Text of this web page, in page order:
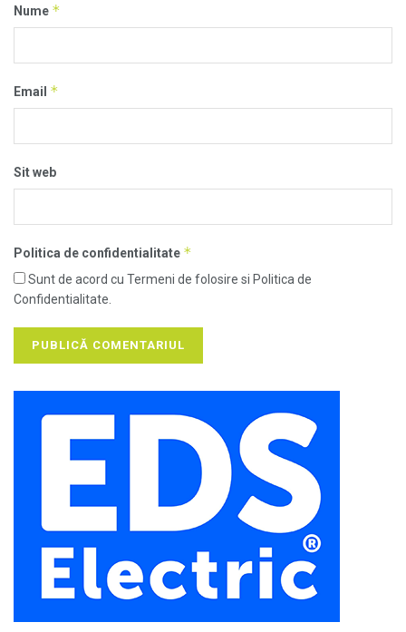
Nume *
Email *
Sit web
Politica de confidentialitate *
Sunt de acord cu Termeni de folosire si Politica de
Confidentialitate.